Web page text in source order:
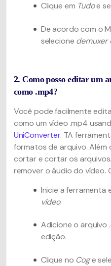
Clique em Tudoe
De acordo com o
selecione demuxer
2. Como posso editar um
como .mp4?
Você pode facilmente
como um vídeo .mp4
UniConverter. TA
formatos de arquivo.
cortar e cortar os
remover o áudio do vídeo.
Inicie a ferramenta
vídeo.
Adicione o arquivo
edição.
Clique no Cog e